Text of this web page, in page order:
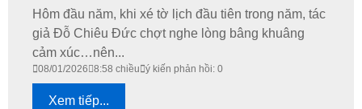
Hôm đầu năm, khi xé tờ lịch đầu tiên trong năm, tác
giả Đỗ Chiêu Đức chợt nghe lòng bâng khuâng
cảm xúc…nên...
08/01/2026 8:58 chiều ý kiến phản hồi: 0
Xem tiếp...